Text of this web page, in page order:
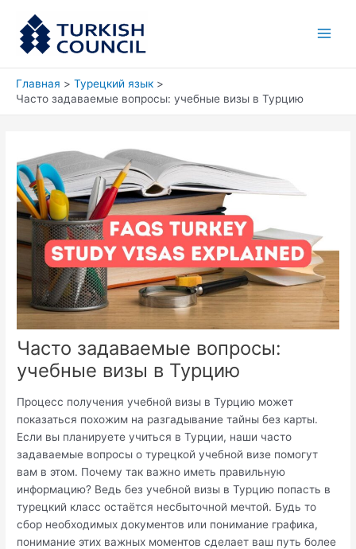
содержимому
Главная
Турецкий язык
Часто задаваемые вопросы: учебные визы в Турцию
Часто задаваемые вопросы:
учебные визы в Турцию
Процесс получения учебной визы в Турцию может
показаться похожим на разгадывание тайны без карты.
Если вы планируете учиться в Турции, наши часто
задаваемые вопросы о турецкой учебной визе помогут
вам в этом. Почему так важно иметь правильную
информацию? Ведь без учебной визы в Турцию попасть в
турецкий класс остаётся несбыточной мечтой. Будь то
сбор необходимых документов или понимание графика,
понимание этих важных моментов сделает ваш путь более